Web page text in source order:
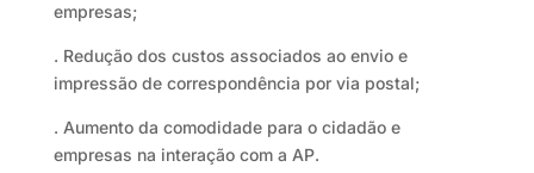
empresas;
. Redução dos custos associados ao envio e
impressão de correspondência por via postal;
. Aumento da comodidade para o cidadão e
empresas na interação com a AP.